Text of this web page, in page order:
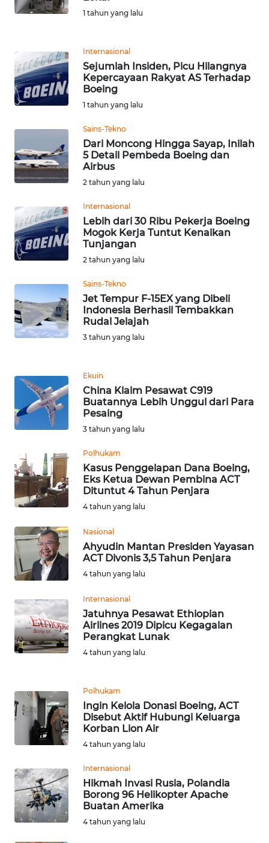
1 tahun yang lalu
Internasional
Sejumlah Insiden, Picu Hilangnya
Kepercayaan Rakyat AS Terhadap
Boeing
1 tahun yang lalu
Sains-Tekno
Dari Moncong Hingga Sayap, Inilah
5 Detail Pembeda Boeing dan
Airbus
2 tahun yang lalu
Internasional
Lebih dari 30 Ribu Pekerja Boeing
Mogok Kerja Tuntut Kenaikan
Tunjangan
2 tahun yang lalu
Sains-Tekno
Jet Tempur F-15EX yang Dibeli
Indonesia Berhasil Tembakkan
Rudal Jelajah
3 tahun yang lalu
Ekuin
China Klaim Pesawat C919
Buatannya Lebih Unggul dari Para
Pesaing
3 tahun yang lalu
Polhukam
Kasus Penggelapan Dana Boeing,
Eks Ketua Dewan Pembina ACT
Dituntut 4 Tahun Penjara
4 tahun yang lalu
Nasional
Ahyudin Mantan Presiden Yayasan
ACT Divonis 3,5 Tahun Penjara
4 tahun yang lalu
Internasional
Jatuhnya Pesawat Ethiopian
Airlines 2019 Dipicu Kegagalan
Perangkat Lunak
4 tahun yang lalu
Polhukam
Ingin Kelola Donasi Boeing, ACT
Disebut Aktif Hubungi Keluarga
Korban Lion Air
4 tahun yang lalu
Internasional
Hikmah Invasi Rusia, Polandia
Borong 96 Helikopter Apache
Buatan Amerika
4 tahun yang lalu
EDITORIAL
INDEKS
BERITA
INFO
IKLAN
KAMI
PEDOMAN
MEDIA
REDAKSI
KARIR
News
Regional
SUMUT
WN
JAKARTA
WN
JABAR
WN
WN
NTT
WN
PAPUA
PAPUA
BARAT
WN